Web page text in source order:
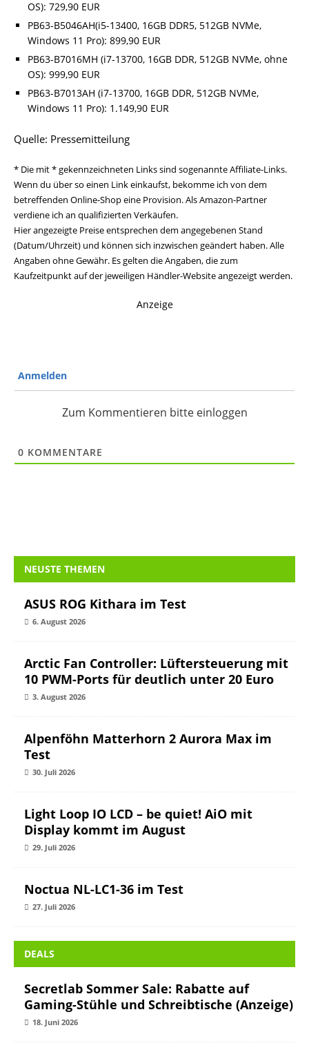
OS): 729,90 EUR
PB63-B5046AH(i5-13400, 16GB DDR5, 512GB NVMe,
Windows 11 Pro): 899,90 EUR
PB63-B7016MH (i7-13700, 16GB DDR, 512GB NVMe, ohne
OS): 999,90 EUR
PB63-B7013AH (i7-13700, 16GB DDR, 512GB NVMe,
Windows 11 Pro): 1.149,90 EUR
Quelle: Pressemitteilung
* Die mit * gekennzeichneten Links sind sogenannte Affiliate-Links.
Wenn du über so einen Link einkaufst, bekomme ich von dem
betreffenden Online-Shop eine Provision. Als Amazon-Partner
verdiene ich an qualifizierten Verkäufen.
Hier angezeigte Preise entsprechen dem angegebenen Stand
(Datum/Uhrzeit) und können sich inzwischen geändert haben. Alle
Angaben ohne Gewähr. Es gelten die Angaben, die zum
Kaufzeitpunkt auf der jeweiligen Händler-Website angezeigt werden.
Anzeige
Anmelden
Zum Kommentieren bitte einloggen
0 KOMMENTARE
NEUSTE THEMEN
ASUS ROG Kithara im Test
6. August 2026
Arctic Fan Controller: Lüftersteuerung mit
10 PWM-Ports für deutlich unter 20 Euro
3. August 2026
Alpenföhn Matterhorn 2 Aurora Max im
Test
30. Juli 2026
Light Loop IO LCD – be quiet! AiO mit
Display kommt im August
29. Juli 2026
Noctua NL-LC1-36 im Test
27. Juli 2026
DEALS
Secretlab Sommer Sale: Rabatte auf
Gaming-Stühle und Schreibtische (Anzeige)
18. Juni 2026